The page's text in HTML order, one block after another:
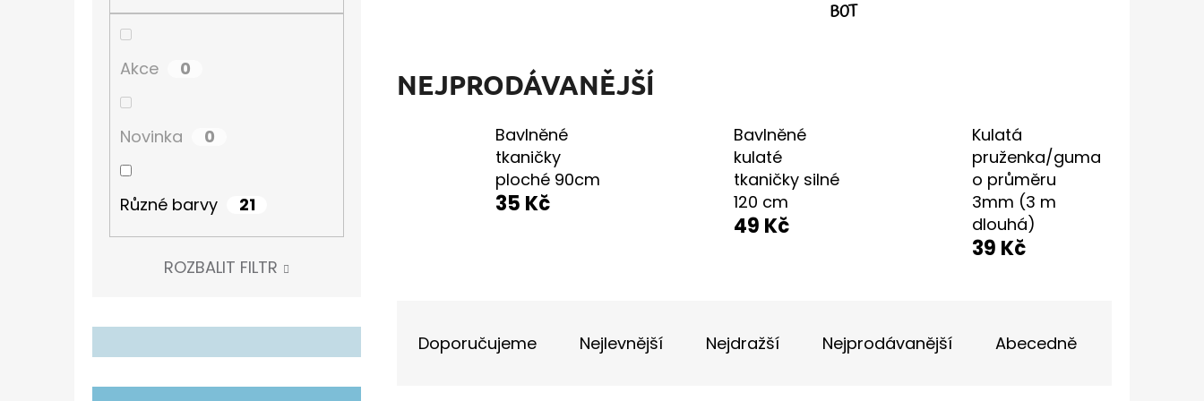
Akce 0
Novinka 0
Různé barvy 21
ROZBALIT FILTR
BOT
NEJPRODÁVANĚJŠÍ
Bavlněné
tkaničky
ploché 90cm
35 Kč
Bavlněné
kulaté
tkaničky silné
120 cm
49 Kč
Kulatá
pruženka/guma
o průměru
3mm (3 m
dlouhá)
39 Kč
Doporučujeme Nejlevnější Nejdražší Nejprodávanější Abecedně
TURISTICKÝ DENÍK
60 Kč
60 Kč